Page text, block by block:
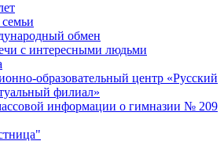
обмен
с интересными людьми
образовательный центр «Русский
филиал»
информации о гимназии № 209